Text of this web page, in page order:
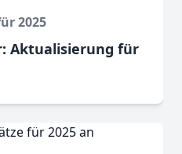
2025
Aktualisierung für